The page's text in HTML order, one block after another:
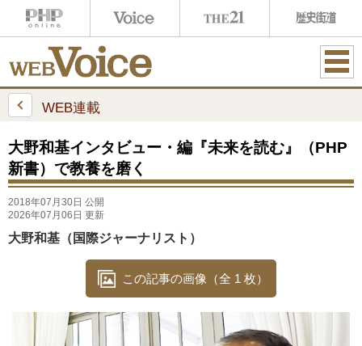
ME
WEB連載
大野和基インタビュー・編『未来を読む』（PHP
新書）で教養を磨く
2018年07月30日 公開
2026年07月06日 更新
大野和基（国際ジャーナリスト）
この記事の画像（全 1 枚）